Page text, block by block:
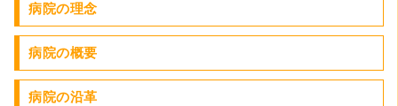
病院の理念
病院の概要
病院の沿革